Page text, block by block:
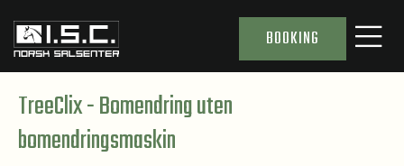
BOOKING
TreeClix - Bomendring uten
bomendringsmaskin